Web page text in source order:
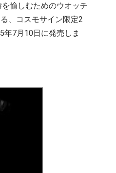
愉しむためのウオッチ
、コスモサイン限定2
年7月10日に発売しま